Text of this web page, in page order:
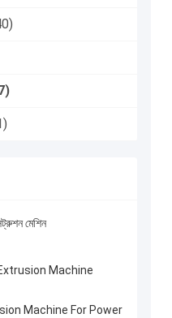
মেশিন
Machine
Machine For Power